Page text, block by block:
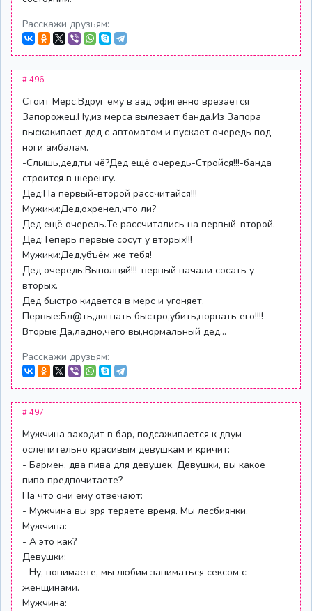
Расскажи друзьям:
# 496
Стоит Мерс.Вдруг ему в зад офигенно врезается
Запорожец.Ну,из мерса вылезает банда.Из Запора
выскакивает дед с автоматом и пускает очередь под
ноги амбалам.
-Слышь,дед,ты чё?Дед ещё очередь-Стройся!!!-банда
строится в шеренгу.
Дед:На первый-второй рассчитайся!!!
Мужики:Дед,охренел,что ли?
Дед ещё очерель.Те рассчитались на первый-второй.
Дед:Теперь первые сосут у вторых!!!
Мужики:Дед,убъём же тебя!
Дед очередь:Выполняй!!!-первый начали сосать у
вторых.
Дед быстро кидается в мерс и угоняет.
Первые:Бл@ть,догнать быстро,убить,порвать его!!!!
Вторые:Да,ладно,чего вы,нормальный дед...
Расскажи друзьям:
# 497
Мужчина заходит в бар, подсаживается к двум
ослепительно красивым девушкам и кричит:
- Бармен, два пива для девушек. Девушки, вы какое
пиво предпочитаете?
На что они ему отвечают:
- Мужчина вы зря теряете время. Мы лесбиянки.
Мужчина:
- А это как?
Девушки:
- Ну, понимаете, мы любим заниматься сексом с
женщинами.
Мужчина: